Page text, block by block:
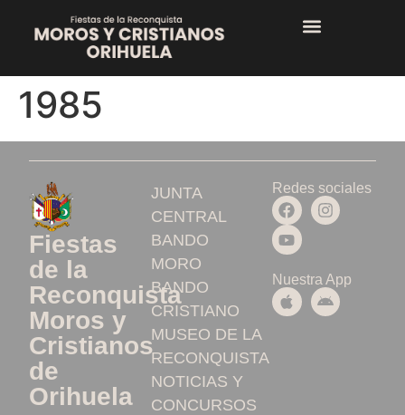
1985
Fiestas
de la
Reconquista
Moros y
Cristianos
de
Orihuela
JUNTA
CENTRAL
BANDO
MORO
BANDO
CRISTIANO
MUSEO DE LA
RECONQUISTA
NOTICIAS Y
CONCURSOS
Redes sociales
Nuestra App